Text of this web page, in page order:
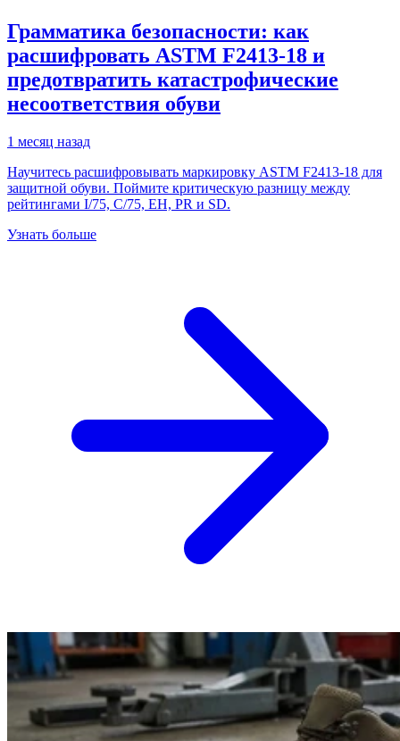
Грамматика безопасности: как
расшифровать ASTM F2413-18 и
предотвратить катастрофические
несоответствия обуви
1 месяц назад
Научитесь расшифровывать маркировку ASTM F2413-18 для
защитной обуви. Поймите критическую разницу между
рейтингами I/75, C/75, EH, PR и SD.
Узнать больше